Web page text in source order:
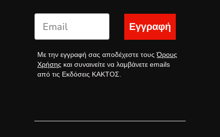
Εγγραφή
Με την εγγραφή σας αποδέχεστε τουςΌρους
Χρήσης και συναινείτε να λαμβάνετε emails
από τις Εκδόσεις ΚΑΚΤΟΣ.